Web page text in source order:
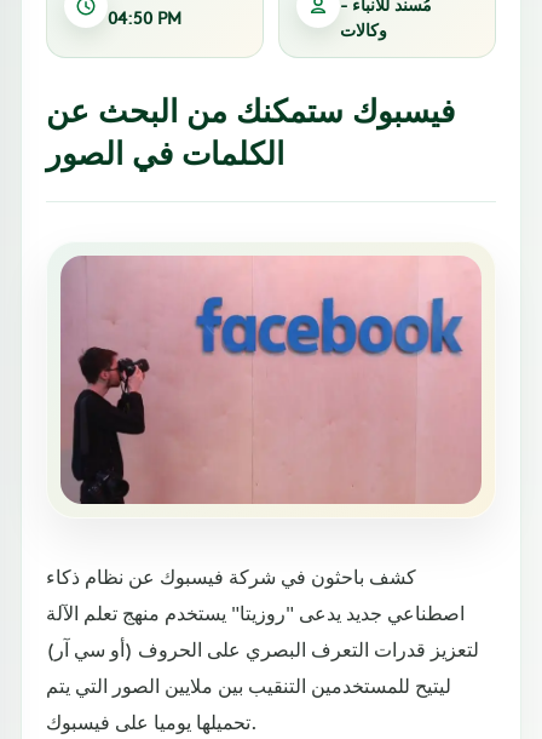
04:50 PM
وكالات
فيسبوك ستمكنك من البحث عن
الكلمات في الصور
كشف باحثون في شركة فيسبوك عن نظام ذكاء
اصطناعي جديد يدعى "روزيتا" يستخدم منهج تعلم الآلة
لتعزيز قدرات التعرف البصري على الحروف (أو سي آر)
ليتيح للمستخدمين التنقيب بين ملايين الصور التي يتم
تحميلها يوميا على فيسبوك.